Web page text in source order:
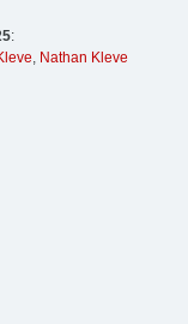
:
, Nathan Kleve